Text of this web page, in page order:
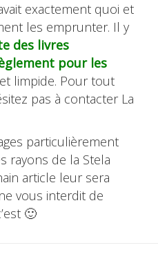
exactement quoi et
les emprunter. Il y
des livres
pour les
limpide. Pour tout
pas à contacter La
particulièrement
rayons de la Stela
article leur sera
vous interdit de
🙂